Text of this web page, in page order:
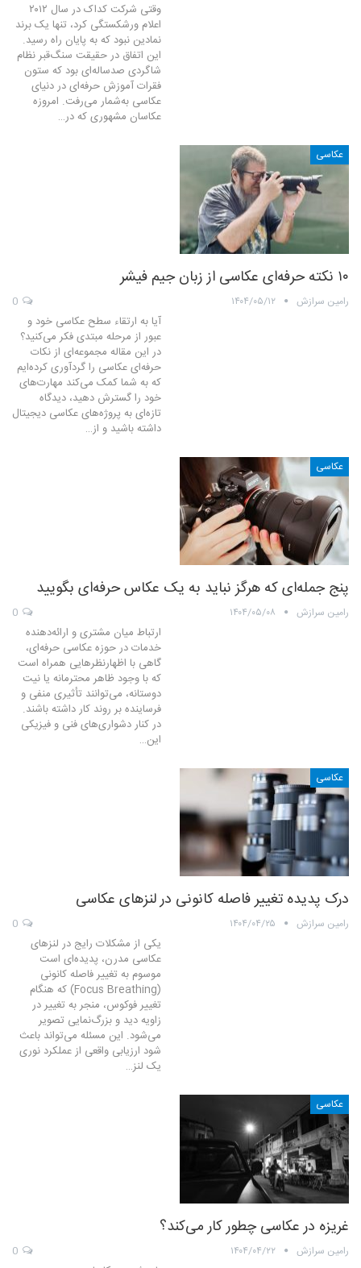
وقتی شرکت کداک در سال ۲۰۱۲
اعلام ورشکستگی کرد، تنها یک برند
نمادین نبود که به پایان راه رسید.
این اتفاق در حقیقت سنگ‌قبر نظام
شاگردی صدساله‌ای بود که ستون
فقرات آموزش حرفه‌ای در دنیای
عکاسی به‌شمار می‌رفت. امروزه
عکاسان مشهوری که در…
عکاسی
۱۰ نکته حرفه‌ای عکاسی از زبان جیم فیشر
رامین سرازش ۱۴۰۴/۰۵/۱۲
آیا به ارتقاء سطح عکاسی خود و
عبور از مرحله مبتدی فکر می‌کنید؟
در این مقاله مجموعه‌ای از نکات
حرفه‌ای عکاسی را گردآوری کرده‌ایم
که به شما کمک می‌کند مهارت‌های
خود را گسترش دهید، دیدگاه
تازه‌ای به پروژه‌های عکاسی دیجیتال
داشته باشید و از…
عکاسی
پنج جمله‌ای که هرگز نباید به یک عکاس حرفه‌ای بگویید
رامین سرازش ۱۴۰۴/۰۵/۰۸
ارتباط میان مشتری و ارائه‌دهنده
خدمات در حوزه عکاسی حرفه‌ای،
گاهی با اظهارنظرهایی همراه است
که با وجود ظاهر محترمانه یا نیت
دوستانه، می‌توانند تأثیری منفی و
فرساینده بر روند کار داشته باشند.
در کنار دشواری‌های فنی و فیزیکی
این…
عکاسی
درک پدیده تغییر فاصله کانونی در لنزهای عکاسی
رامین سرازش ۱۴۰۴/۰۴/۲۵
یکی از مشکلات رایج در لنزهای
عکاسی مدرن، پدیده‌ای‌ است
موسوم به تغییر فاصله کانونی
(Focus Breathing) که هنگام
تغییر فوکوس، منجر به تغییر در
زاویه دید و بزرگ‌نمایی تصویر
می‌شود. این مسئله می‌تواند باعث
شود ارزیابی واقعی از عملکرد نوری
یک لنز…
عکاسی
غریزه در عکاسی چطور کار می‌کند؟
رامین سرازش ۱۴۰۴/۰۴/۲۲